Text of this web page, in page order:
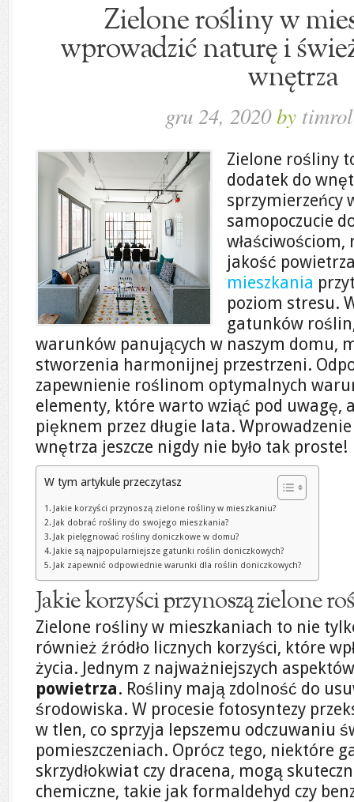
Zielone rośliny w
wprowadzić naturę i
wnętrza
gru 24, 2020by
Zielone rośliny
dodatek do
sprzymierzeńcy
samopoczucie
jakość
mieszkania
poziom stresu.
gatunków
warunków panujących w naszym domu,
stworzenia harmonijnej przestrzeni.
zapewnienie roślinom optymalnych
elementy, które warto wziąć pod uwagę,
pięknem przez długie lata.
wnętrza jeszcze nigdy nie było tak proste!
W tym artykule przeczytasz
Jakie korzyści przynoszą zielone rośliny w mieszkaniu?
Jak dobrać rośliny do swojego mieszkania?
Jak pielęgnować rośliny doniczkowe w domu?
Jakie są najpopularniejsze gatunki roślin doniczkowych?
Jak zapewnić odpowiednie warunki dla roślin doniczkowych?
Jakie korzyści przynoszą zielone
Zielone rośliny w mieszkaniach to nie
również źródło licznych korzyści, które
życia. Jednym z najważniejszych
powietrza. Rośliny mają zdolność do
środowiska. W procesie fotosyntezy
w tlen, co sprzyja lepszemu odczuwaniu
pomieszczeniach. Oprócz tego, niektóre
skrzydłokwiat czy dracena, mogą
chemiczne, takie jak formaldehyd czy